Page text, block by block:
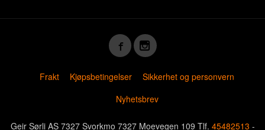
Frakt Kjøpsbetingelser
Sikkerhet og personvern
Nyhetsbrev
Geir Sørli AS 7327 Svorkmo 7327 Moevegen 109 Tlf. 45482513 -